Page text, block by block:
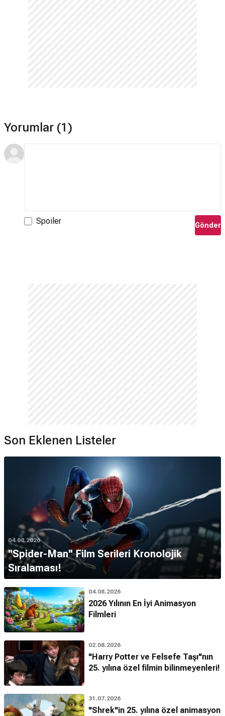
Yorumlar (1)
Spoiler Gönder
Son Eklenen Listeler
04.08.2026
''Spider-Man'' Film Serileri Kronolojik
Sıralaması!
04.08.2026
2026 Yılının En İyi Animasyon
Filmleri
02.08.2026
"Harry Potter ve Felsefe Taşı"nın
25. yılına özel filmin bilinmeyenleri!
31.07.2026
"Shrek"in 25. yılına özel animasyon